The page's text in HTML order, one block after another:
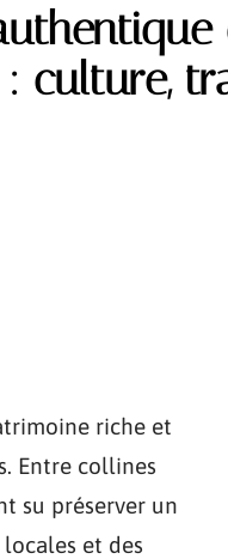
: culture,
riche et
Entre collines
su préserver un
et des